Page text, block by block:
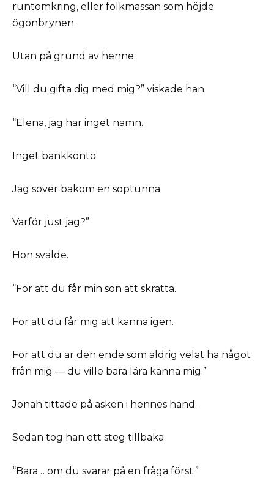
runtomkring, eller folkmassan som höjde
ögonbrynen.
Utan på grund av henne.
“Vill du gifta dig med mig?” viskade han.
“Elena, jag har inget namn.
Inget bankkonto.
Jag sover bakom en soptunna.
Varför just jag?”
Hon svalde.
“För att du får min son att skratta.
För att du får mig att känna igen.
För att du är den ende som aldrig velat ha något
från mig — du ville bara lära känna mig.”
Jonah tittade på asken i hennes hand.
Sedan tog han ett steg tillbaka.
“Bara… om du svarar på en fråga först.”